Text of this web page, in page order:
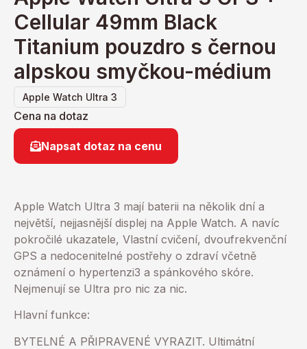
Apple Watch Ultra 3
Cellular 49mm Black
Titanium pouzdro s černou
alpskou smyčkou-médium
Cena na dotaz
Napsat dotaz na cenu
Apple Watch Ultra 3 mají baterii na několik dní a
největší, nejjasnější displej na Apple Watch. A navíc
pokročilé ukazatele, Vlastní cvičení, dvoufrekvenční
GPS a nedocenitelné postřehy o zdraví včetně
oznámení o hypertenzi3 a spánkového skóre.
Nejmenují se Ultra pro nic za nic.
Hlavní funkce:
BYTELNÉ A PŘIPRAVENÉ VYRAZIT. Ultimátní